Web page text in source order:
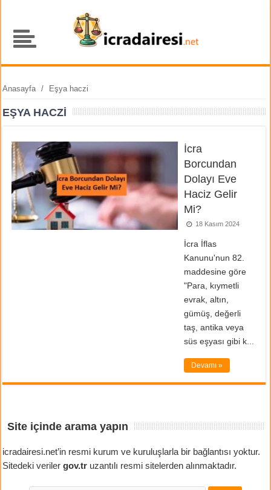
Anasayfa / Eşya haczi
EŞYA HACZI
İcra
Borcundan
Dolayı Eve
Haciz Gelir
Mi?
18 Kasım 2024
İcra İflas
Kanunu'nun 82.
maddesine göre
"Para, kıymetli
evrak, altın,
gümüş, değerli
taş, antika veya
süs eşyası gibi k...
Devamı »
Site içinde arama yapın
icradairesi.net’in resmi kurum ve kuruluşlarla bir bağlantısı yoktur.
Sitedeki verilergov.tr uzantılı resmi sitelerden alınmaktadır.